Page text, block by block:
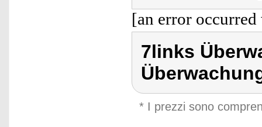
[an error
7links
* I prezzi sono